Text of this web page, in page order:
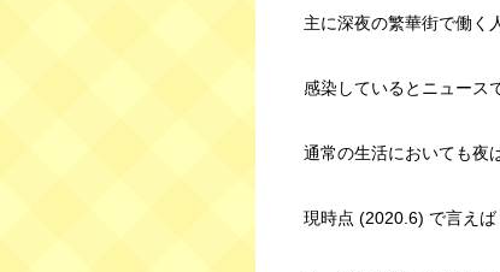
主に深夜の繁華街で働く
感染しているとニュース
通常の生活においても夜
現時点 (2020.6) で言えば